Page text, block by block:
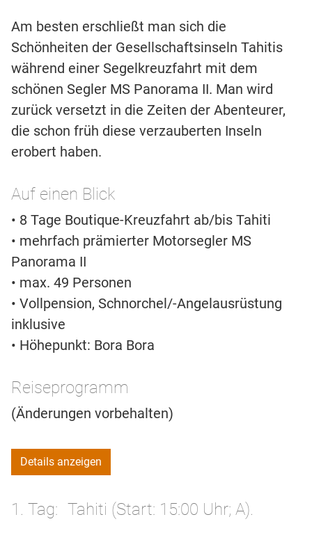
Am besten erschließt man sich die
Schönheiten der Gesellschaftsinseln Tahitis
während einer Segelkreuzfahrt mit dem
schönen Segler MS Panorama II. Man wird
zurück versetzt in die Zeiten der Abenteurer,
die schon früh diese verzauberten Inseln
erobert haben.
Auf einen Blick
• 8 Tage Boutique-Kreuzfahrt ab/bis Tahiti
• mehrfach prämierter Motorsegler MS
Panorama II
• max. 49 Personen
• Vollpension, Schnorchel/-Angelausrüstung
inklusive
• Höhepunkt: Bora Bora
Reiseprogramm
(Änderungen vorbehalten)
Details anzeigen
1. Tag Tahiti (Start: 15:00 Uhr; A).